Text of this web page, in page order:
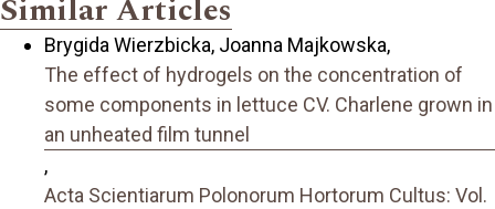
Similar Articles
Brygida Wierzbicka, Joanna Majkowska,
The effect of hydrogels on the concentration of
some components in lettuce CV. Charlene grown in
an unheated film tunnel
,
Acta Scientiarum Polonorum Hortorum Cultus: Vol.